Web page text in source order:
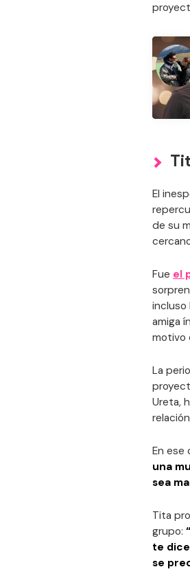
El
de su
Fue el
incluso
amiga
motivo
La
Ureta,
En ese
una
sea
Tita
grupo:
te
se